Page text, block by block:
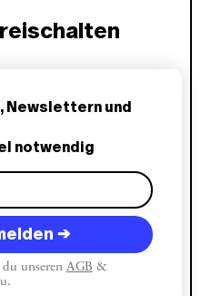
Newslettern und
notwendig
→
unseren AGB &